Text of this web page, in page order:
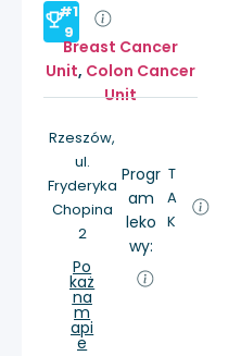
#1
9
Breast Cancer
Unit, Colon Cancer
Unit
Rzeszów,
ul.
Fryderyka
Chopina
2
Po
każ
na
m
api
e
Progr
am
leko
wy:
T
A
K